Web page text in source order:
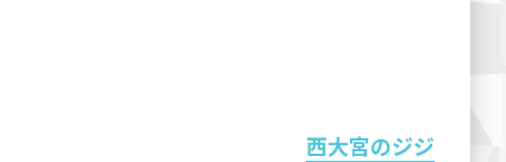
西大宮のジジ